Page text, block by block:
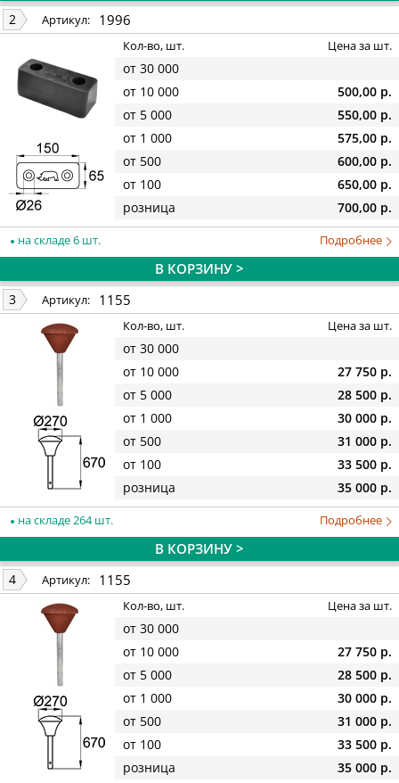
2 Артикул: 1996
Кол-во, шт. Цена за шт.
от 30 000
от 10 000
500,00 р.
от 5 000
550,00 р.
от 1 000
575,00 р.
от 500
600,00 р.
от 100
650,00 р.
розница
700,00 р.
на складе 6 шт. Подробнее
В КОРЗИНУ >
3 Артикул: 1155
Кол-во, шт. Цена за шт.
от 30 000
от 10 000
27 750 р.
от 5 000
28 500 р.
от 1 000
30 000 р.
от 500
31 000 р.
от 100
33 500 р.
розница
35 000 р.
на складе 264 шт. Подробнее
В КОРЗИНУ >
4 Артикул: 1155
Кол-во, шт. Цена за шт.
от 30 000
от 10 000
27 750 р.
от 5 000
28 500 р.
от 1 000
30 000 р.
от 500
31 000 р.
от 100
33 500 р.
розница
35 000 р.